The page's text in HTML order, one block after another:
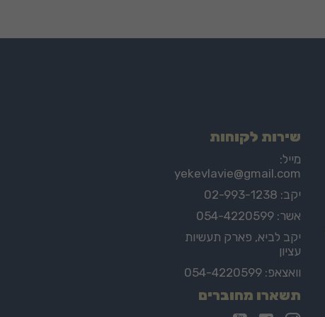
שירות לקוחות
מייל:
yekevlavie@gmail.com
יקב: 02-993-1238
אשר: 054-4220599
יקב לביא, פארק תעשיות
עציון
וואצאפ: 054-4220599
תשארו מחוברים